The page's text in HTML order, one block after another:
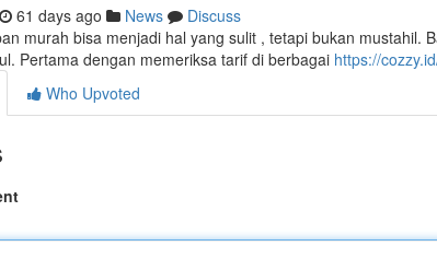
61 days ago News
Discuss
murah bisa menjadi hal yang sulit , tetapi bukan mustahil.
Pertama dengan memeriksa tarif di berbagai https://
Who Upvoted